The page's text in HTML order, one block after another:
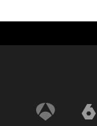
Cumbre del Clima